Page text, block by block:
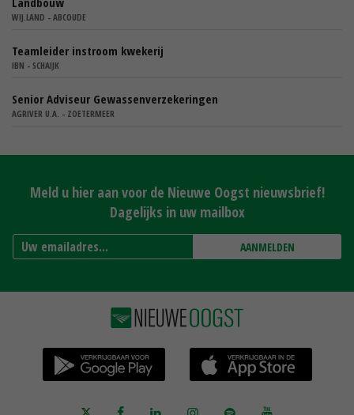
WIJ.LAND - ABCOUDE
Teamleider instroom kwekerij
IBN - SCHAIJK
Senior Adviseur Gewassenverzekeringen
AGRIVER U.A. - ZOETERMEER
Meld u hier aan voor de Nieuwe Oogst nieuwsbrief!
Dagelijks in uw mailbox
AANMELDEN